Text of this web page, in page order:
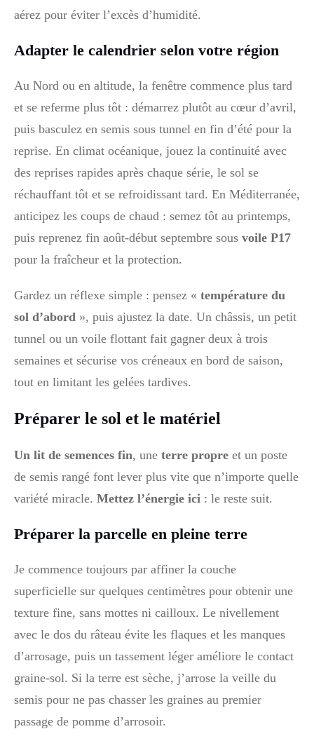
aérez pour éviter l’excès d’humidité.
Adapter le calendrier selon votre région
Au Nord ou en altitude, la fenêtre commence plus tard
et se referme plus tôt : démarrez plutôt au cœur d’avril,
puis basculez en semis sous tunnel en fin d’été pour la
reprise. En climat océanique, jouez la continuité avec
des reprises rapides après chaque série, le sol se
réchauffant tôt et se refroidissant tard. En Méditerranée,
anticipez les coups de chaud : semez tôt au printemps,
puis reprenez fin août-début septembre sous voile P17
pour la fraîcheur et la protection.
Gardez un réflexe simple : pensez « température du
sol d’abord », puis ajustez la date. Un châssis, un petit
tunnel ou un voile flottant fait gagner deux à trois
semaines et sécurise vos créneaux en bord de saison,
tout en limitant les gelées tardives.
Préparer le sol et le matériel
Un lit de semences fin, une terre propre et un poste
de semis rangé font lever plus vite que n’importe quelle
variété miracle. Mettez l’énergie ici : le reste suit.
Préparer la parcelle en pleine terre
Je commence toujours par affiner la couche
superficielle sur quelques centimètres pour obtenir une
texture fine, sans mottes ni cailloux. Le nivellement
avec le dos du râteau évite les flaques et les manques
d’arrosage, puis un tassement léger améliore le contact
graine-sol. Si la terre est sèche, j’arrose la veille du
semis pour ne pas chasser les graines au premier
passage de pomme d’arrosoir.